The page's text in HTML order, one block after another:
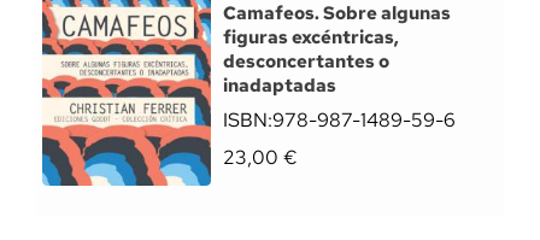
Camafeos. Sobre algunas
figuras excéntricas,
desconcertantes o
inadaptadas
ISBN:978-987-1489-59-6
23,00 €